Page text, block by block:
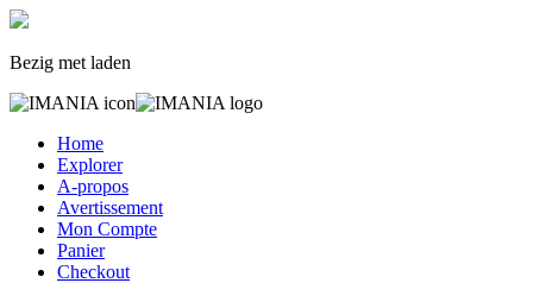
Bezig met laden
Home
Explorer
A-propos
Avertissement
Mon Compte
Panier
Checkout